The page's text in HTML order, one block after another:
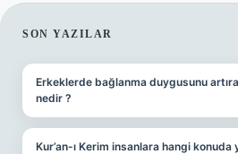
SIDEBAR
SON YAZILAR
Erkeklerde bağlanma duygusunu
nedir ?
Kur’an-ı Kerim insanlara hangi konuda